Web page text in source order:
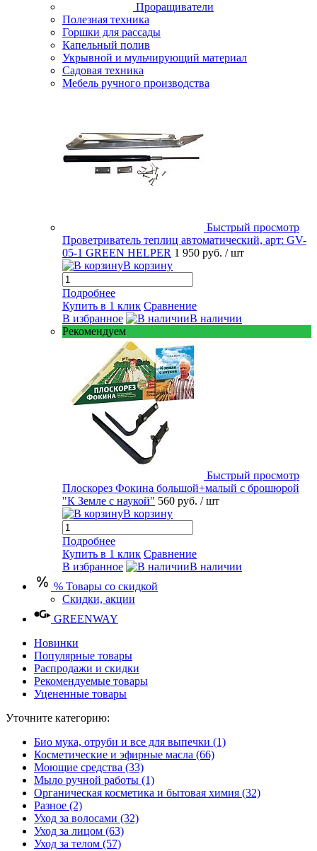
Проращиватели
Полезная техника
Горшки для рассады
Капельный полив
Укрывной и мульчирующий материал
Садовая техника
Мебель ручного производства
Быстрый просмотр
Проветриватель теплиц автоматический, арт: GV-
05-1 GREEN HELPER 1 950 руб. / шт
В корзину
Подробнее
Купить в 1 клик Сравнение
В избранное
В наличии
Рекомендуем
Быстрый просмотр
Плоскорез Фокина большой+малый с брошюрой
"К Земле с наукой" 560 руб. / шт
В корзину
Подробнее
Купить в 1 клик Сравнение
В избранное
В наличии
% Товары со скидкой
Скидки, акции
GREENWAY
Новинки
Популярные товары
Распродажи и скидки
Рекомендуемые товары
Уцененные товары
Уточните категорию:
Био мука, отруби и все для выпечки (1)
Косметические и эфирные масла (66)
Моющие средства (33)
Мыло ручной работы (1)
Органическая косметика и бытовая химия (32)
Разное (2)
Уход за волосами (32)
Уход за лицом (63)
Уход за телом (57)